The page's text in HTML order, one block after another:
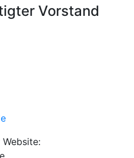
Vorstand